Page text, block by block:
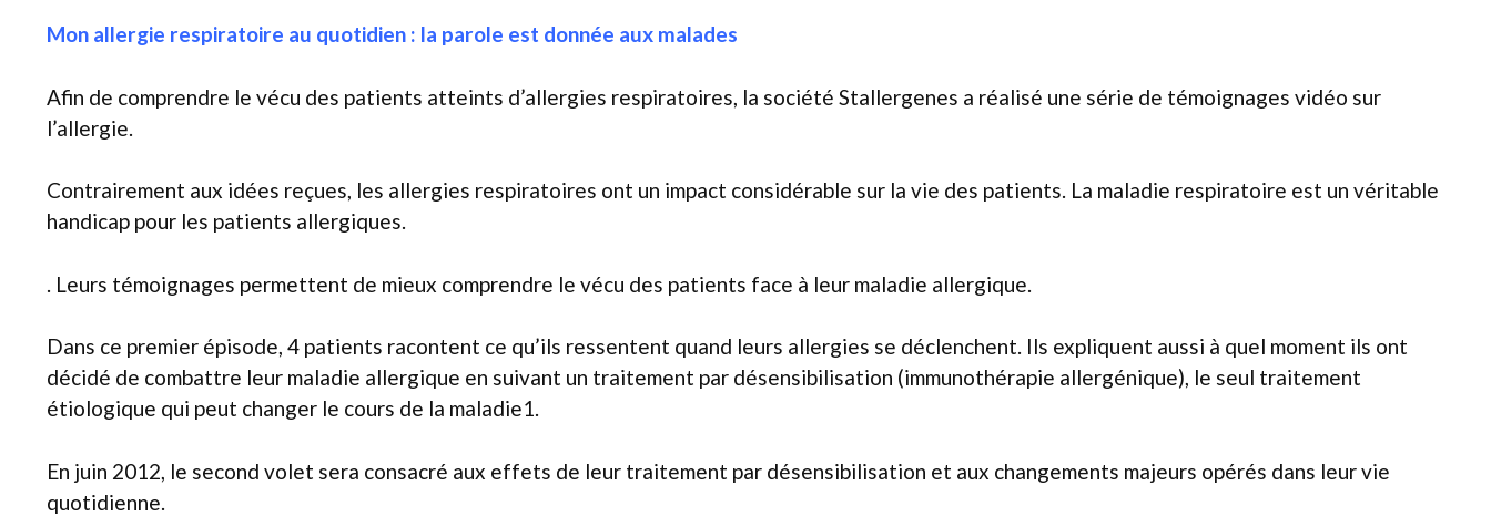
Mon allergie respiratoire au quotidien : la parole est donnée aux malades
Afin de comprendre le vécu des patients atteints d’allergies respiratoires, la société Stallergenes a réalisé une série de témoignages vidéo sur
l’allergie.
Contrairement aux idées reçues, les allergies respiratoires ont un impact considérable sur la vie des patients. La maladie respiratoire est un véritable
handicap pour les patients allergiques.
. Leurs témoignages permettent de mieux comprendre le vécu des patients face à leur maladie allergique.
Dans ce premier épisode, 4 patients racontent ce qu’ils ressentent quand leurs allergies se déclenchent. Ils expliquent aussi à quel moment ils ont
décidé de combattre leur maladie allergique en suivant un traitement par désensibilisation (immunothérapie allergénique), le seul traitement
étiologique qui peut changer le cours de la maladie1.
En juin 2012, le second volet sera consacré aux effets de leur traitement par désensibilisation et aux changements majeurs opérés dans leur vie
quotidienne.